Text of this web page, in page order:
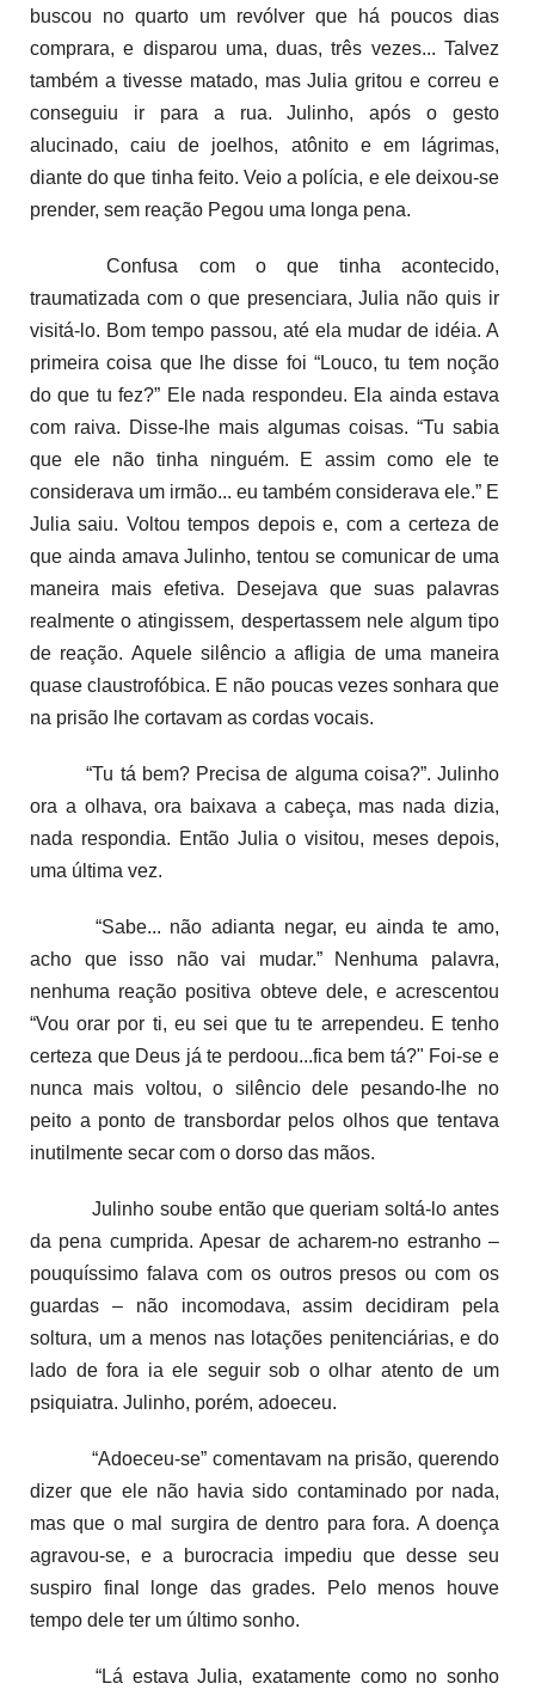
buscou no quarto um revólver que há poucos dias
comprara, e disparou uma, duas, três vezes... Talvez
também a tivesse matado, mas Julia gritou e correu e
conseguiu ir para a rua. Julinho, após o gesto
alucinado, caiu de joelhos, atônito e em lágrimas,
diante do que tinha feito. Veio a polícia, e ele deixou-se
prender, sem reação Pegou uma longa pena.
Confusa com o que tinha acontecido,
traumatizada com o que presenciara, Julia não quis ir
visitá-lo. Bom tempo passou, até ela mudar de idéia. A
primeira coisa que lhe disse foi “Louco, tu tem noção
do que tu fez?” Ele nada respondeu. Ela ainda estava
com raiva. Disse-lhe mais algumas coisas. “Tu sabia
que ele não tinha ninguém. E assim como ele te
considerava um irmão... eu também considerava ele.” E
Julia saiu. Voltou tempos depois e, com a certeza de
que ainda amava Julinho, tentou se comunicar de uma
maneira mais efetiva. Desejava que suas palavras
realmente o atingissem, despertassem nele algum tipo
de reação. Aquele silêncio a afligia de uma maneira
quase claustrofóbica. E não poucas vezes sonhara que
na prisão lhe cortavam as cordas vocais.
“Tu tá bem? Precisa de alguma coisa?”. Julinho
ora a olhava, ora baixava a cabeça, mas nada dizia,
nada respondia. Então Julia o visitou, meses depois,
uma última vez.
“Sabe... não adianta negar, eu ainda te amo,
acho que isso não vai mudar.” Nenhuma palavra,
nenhuma reação positiva obteve dele, e acrescentou
“Vou orar por ti, eu sei que tu te arrependeu. E tenho
certeza que Deus já te perdoou...fica bem tá?" Foi-se e
nunca mais voltou, o silêncio dele pesando-lhe no
peito a ponto de transbordar pelos olhos que tentava
inutilmente secar com o dorso das mãos.
Julinho soube então que queriam soltá-lo antes
da pena cumprida. Apesar de acharem-no estranho –
pouquíssimo falava com os outros presos ou com os
guardas – não incomodava, assim decidiram pela
soltura, um a menos nas lotações penitenciárias, e do
lado de fora ia ele seguir sob o olhar atento de um
psiquiatra. Julinho, porém, adoeceu.
“Adoeceu-se” comentavam na prisão, querendo
dizer que ele não havia sido contaminado por nada,
mas que o mal surgira de dentro para fora. A doença
agravou-se, e a burocracia impediu que desse seu
suspiro final longe das grades. Pelo menos houve
tempo dele ter um último sonho.
“Lá estava Julia, exatamente como no sonho